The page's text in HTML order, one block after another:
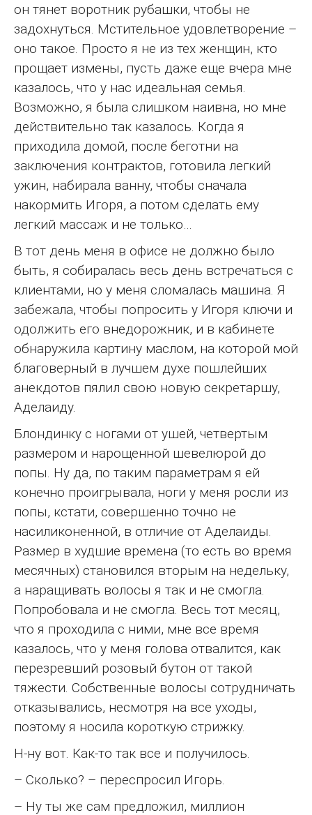
он тянет воротник рубашки, чтобы не
задохнуться. Мстительное удовлетворение –
оно такое. Просто я не из тех женщин, кто
прощает измены, пусть даже еще вчера мне
казалось, что у нас идеальная семья.
Возможно, я была слишком наивна, но мне
действительно так казалось. Когда я
приходила домой, после беготни на
заключения контрактов, готовила легкий
ужин, набирала ванну, чтобы сначала
накормить Игоря, а потом сделать ему
легкий массаж и не только…
В тот день меня в офисе не должно было
быть, я собиралась весь день встречаться с
клиентами, но у меня сломалась машина. Я
забежала, чтобы попросить у Игоря ключи и
одолжить его внедорожник, и в кабинете
обнаружила картину маслом, на которой мой
благоверный в лучшем духе пошлейших
анекдотов пялил свою новую секретаршу,
Аделаиду.
Блондинку с ногами от ушей, четвертым
размером и нарощенной шевелюрой до
попы. Ну да, по таким параметрам я ей
конечно проигрывала, ноги у меня росли из
попы, кстати, совершенно точно не
насиликоненной, в отличие от Аделаиды.
Размер в худшие времена (то есть во время
месячных) становился вторым на недельку,
а наращивать волосы я так и не смогла.
Попробовала и не смогла. Весь тот месяц,
что я проходила с ними, мне все время
казалось, что у меня голова отвалится, как
перезревший розовый бутон от такой
тяжести. Собственные волосы сотрудничать
отказывались, несмотря на все уходы,
поэтому я носила короткую стрижку.
Н-ну вот. Как-то так все и получилось.
– Сколько? – переспросил Игорь.
– Ну ты же сам предложил, миллион